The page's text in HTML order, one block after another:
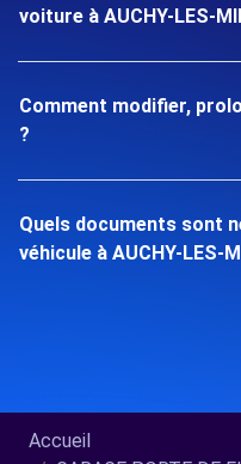
voiture à AUCHY-LES-
Comment modifier,
?
Quels documents sont
véhicule à AUCHY-LES-
Accueil